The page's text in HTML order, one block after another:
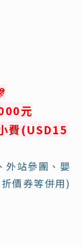
元
費(USD15
站參團、嬰
價券等併用)